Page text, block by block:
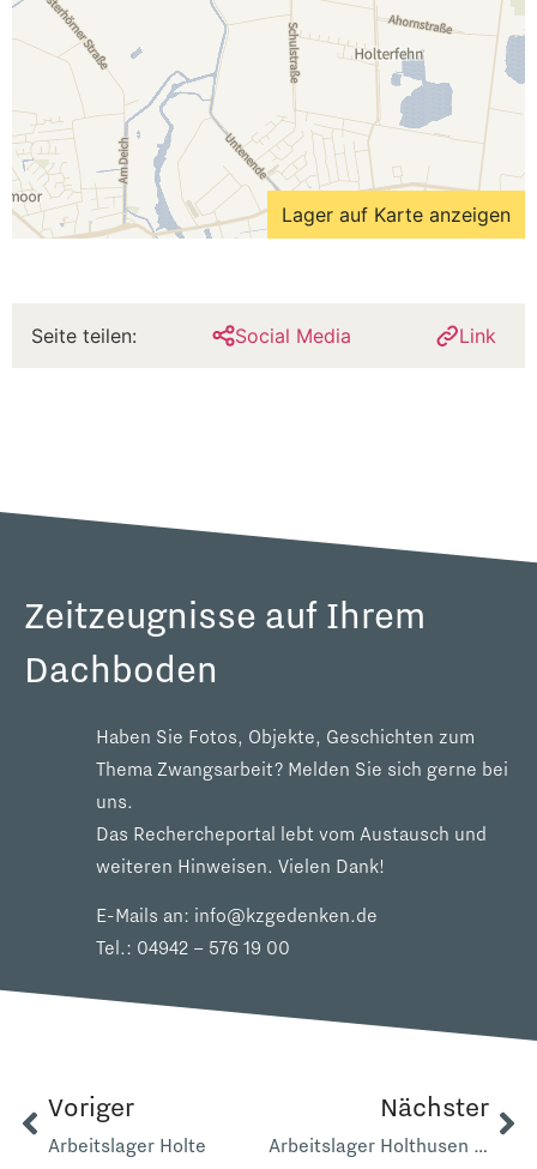
Lager auf Karte anzeigen
Seite teilen: Social Media Link
Zeitzeugnisse auf Ihrem
Dachboden
Haben Sie Fotos, Objekte, Geschichten zum
Thema Zwangsarbeit? Melden Sie sich gerne bei
uns.
Das Rechercheportal lebt vom Austausch und
weiteren Hinweisen. Vielen Dank!
E-Mails an: info@kzgedenken.de
Tel.: 04942 – 576 19 00
Voriger
Arbeitslager Holte
Nächster
Arbeitslager Holthusen Schanzarbeiten